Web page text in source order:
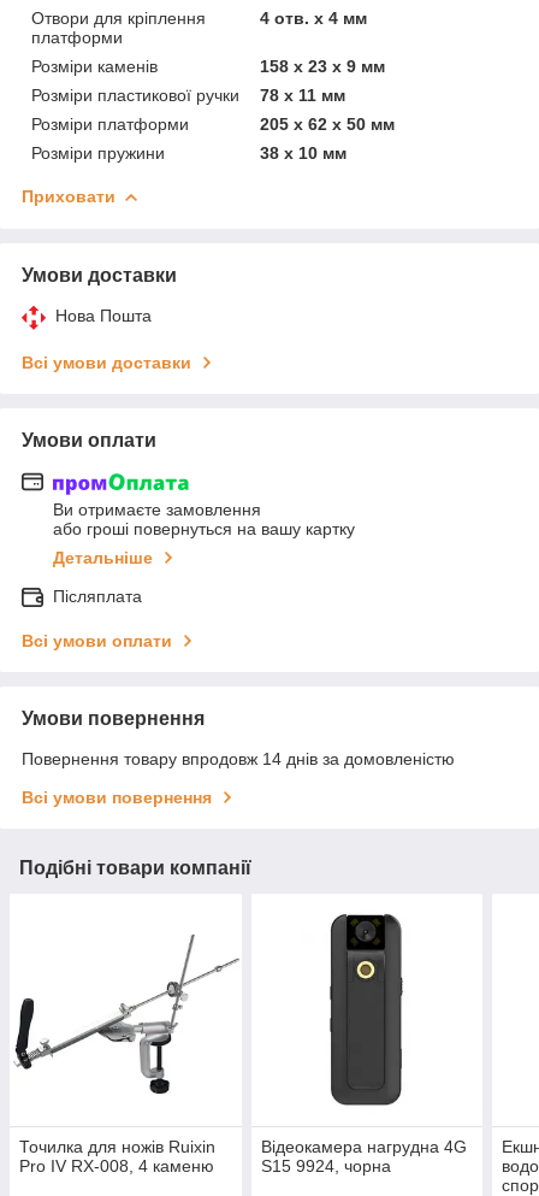
Отвори для кріплення
платформи
4 отв. х 4 мм
Розміри каменів
158 x 23 x 9 мм
Розміри пластикової ручки
78 х 11 мм
Розміри платформи
205 x 62 x 50 мм
Розміри пружини
38 х 10 мм
Приховати
Умови доставки
Нова Пошта
Всі умови доставки
Умови оплати
Ви отримаєте замовлення
або гроші повернуться на вашу картку
Детальніше
Післяплата
Всі умови оплати
Умови повернення
Повернення товару впродовж 14 днів за домовленістю
Всі умови повернення
Подібні товари компанії
Точилка для ножів Ruixin
Pro IV RX-008, 4 каменю
Відеокамера нагрудна 4G
S15 9924, чорна